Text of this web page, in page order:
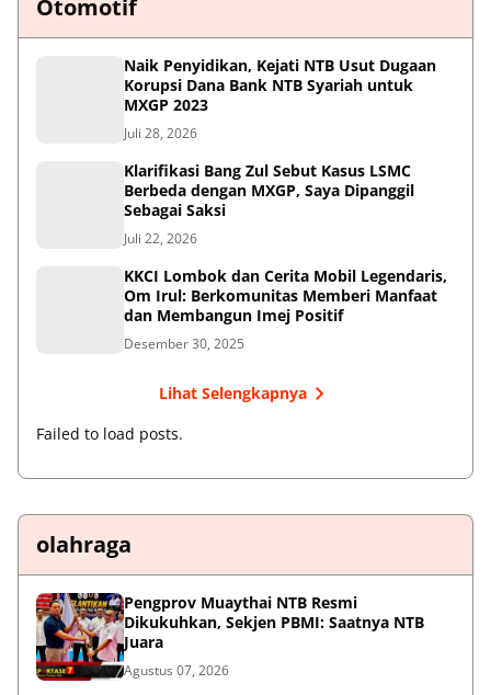
Otomotif
Naik Penyidikan, Kejati NTB Usut Dugaan
Korupsi Dana Bank NTB Syariah untuk
MXGP 2023
Juli 28, 2026
Klarifikasi Bang Zul Sebut Kasus LSMC
Berbeda dengan MXGP, Saya Dipanggil
Sebagai Saksi
Juli 22, 2026
KKCI Lombok dan Cerita Mobil Legendaris,
Om Irul: Berkomunitas Memberi Manfaat
dan Membangun Imej Positif
Desember 30, 2025
Lihat Selengkapnya
Failed to load posts.
olahraga
Pengprov Muaythai NTB Resmi
Dikukuhkan, Sekjen PBMI: Saatnya NTB
Juara
Agustus 07, 2026